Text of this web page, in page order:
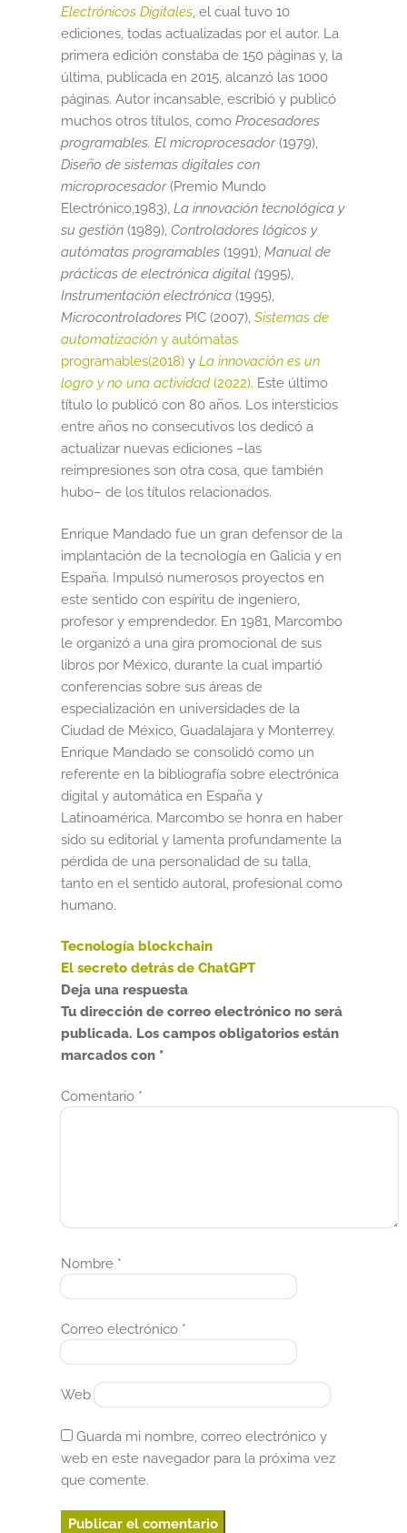
Newsletter
Política de Cookies
Política de Privacidad y Condiciones de Uso
PREGUNTAS FRECUENTES
Sumate a la comunidad Artcombo
Sumate al sorteo Artcombo
Suscríbete a la newsletter de Marcombo
Suscripción
Test Formulario
Electrónicos Digitales, el cual tuvo 10
ediciones, todas actualizadas por el autor. La
primera edición constaba de 150 páginas y, la
última, publicada en 2015, alcanzó las 1000
páginas. Autor incansable, escribió y publicó
muchos otros títulos, comoProcesadores
programables. El microprocesador(1979),
Diseño de sistemas digitales con
microprocesador(Premio Mundo
Electrónico,1983),La innovación tecnológica y
su gestión (1989),Controladores lógicos y
autómatas programables (1991),Manual de
prácticas de electrónica digital (1995),
Instrumentación electrónica (1995),
Microcontroladores PIC (2007),Sistemas de
automatización y autómatas
programables(2018) yLa innovación es un
logro y no una actividad (2022). Este último
título lo publicó con 80 años. Los intersticios
entre años no consecutivos los dedicó a
actualizar nuevas ediciones –las
reimpresiones son otra cosa, que también
hubo– de los títulos relacionados.
Enrique Mandado fue un gran defensor de la
implantación de la tecnología en Galicia y en
España. Impulsó numerosos proyectos en
este sentido con espíritu de ingeniero,
profesor y emprendedor. En 1981, Marcombo
le organizó a una gira promocional de sus
libros por México, durante la cual impartió
conferencias sobre sus áreas de
especialización en universidades de la
Ciudad de México, Guadalajara y Monterrey.
Enrique Mandado se consolidó como un
referente en la bibliografía sobre electrónica
digital y automática en España y
Latinoamérica. Marcombo se honra en haber
sido su editorial y lamenta profundamente la
pérdida de una personalidad de su talla,
tanto en el sentido autoral, profesional como
humano.
Navegación
de
entradas
Anterior:
Tecnología blockchain
Siguiente:
El secreto detrás de ChatGPT
Deja una respuesta
Tu dirección de correo electrónico no será
publicada. Los campos obligatorios están
marcados con*
Comentario *
Nombre *
Correo electrónico *
Web
Guarda mi nombre, correo electrónico y
web en este navegador para la próxima vez
que comente.